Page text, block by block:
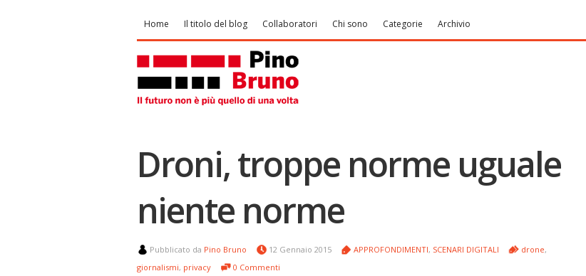
Home Il titolo del blog Collaboratori Chi sono Categorie Archivio
Droni, troppe norme uguale
niente norme
Pubblicato da Pino Bruno 12 Gennaio 2015 APPROFONDIMENTI, SCENARI DIGITALI drone,
giornalismi, privacy 0 Commenti